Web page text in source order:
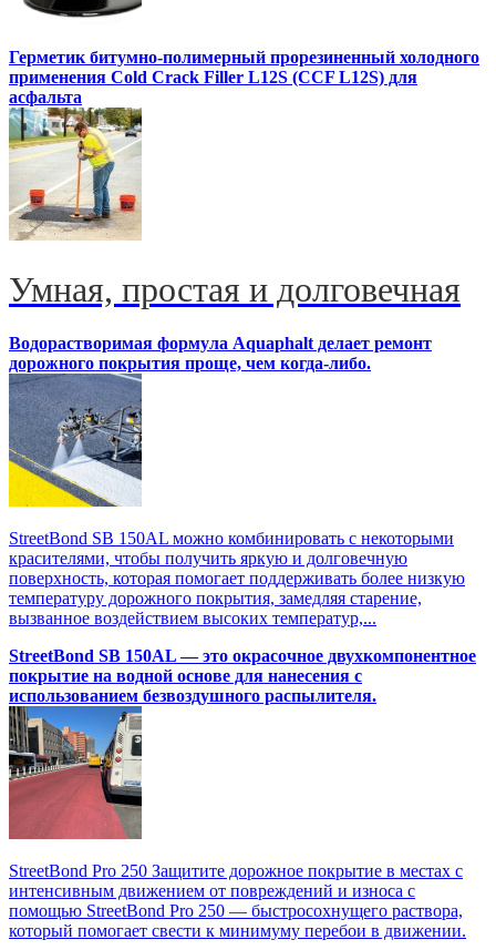
Герметик битумно-полимерный прорезиненный холодного
применения Cold Crack Filler L12S (ССF L12S) для
асфальта
Умная, простая и долговечная
Водорастворимая формула Aquaphalt делает ремонт
дорожного покрытия проще, чем когда-либо.
StreetBond SB 150AL можно комбинировать с некоторыми
красителями, чтобы получить яркую и долговечную
поверхность, которая помогает поддерживать более низкую
температуру дорожного покрытия, замедляя старение,
вызванное воздействием высоких температур,...
StreetBond SB 150AL — это окрасочное двухкомпонентное
покрытие на водной основе для нанесения с
использованием безвоздушного распылителя.
StreetBond Pro 250 Защитите дорожное покрытие в местах с
интенсивным движением от повреждений и износа с
помощью StreetBond Pro 250 — быстросохнущего раствора,
который помогает свести к минимуму перебои в движении.